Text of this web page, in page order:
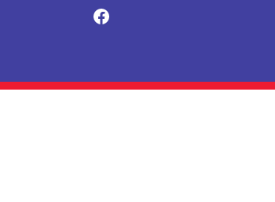
https://fr-fr.facebook.com/pages/category/Metal-Supplier/Vitrine-Center-1847745018840053/